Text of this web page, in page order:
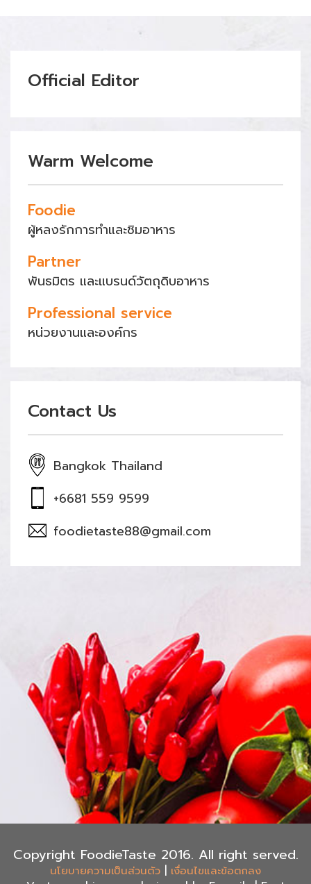
Official Editor
Warm Welcome
Foodie
ผู้หลงรักการทำและชิมอาหาร
Partner
พันธมิตร และแบรนด์วัตถุดิบอาหาร
Professional service
หน่วยงานและองค์กร
Contact Us
Bangkok Thailand
+6681 559 9599
foodietaste88@gmail.com
Copyright FoodieTaste 2016. All right served.
นโยบายความเป็นส่วนตัว | เงื่อนไขและข้อตกลง